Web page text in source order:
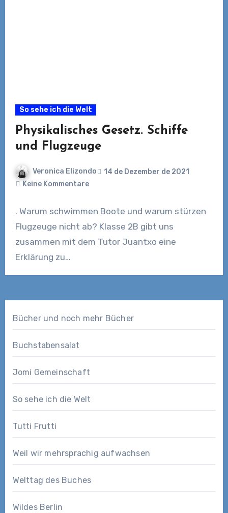
So sehe ich die Welt
Physikalisches Gesetz. Schiffe
und Flugzeuge
Veronica Elizondo
14 de Dezember de 2021
Keine Kommentare
. Warum schwimmen Boote und warum stürzen
Flugzeuge nicht ab? Klasse 2B gibt uns
zusammen mit dem Tutor Juantxo eine
Erklärung zu…
Bücher und noch mehr Bücher
Buchstabensalat
Jomi Gemeinschaft
So sehe ich die Welt
Tutti Frutti
Weil wir mehrsprachig aufwachsen
Welttag des Buches
Wildes Berlin